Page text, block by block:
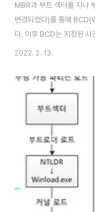
MBR과 부트 섹터를 지
변경되었다)를 통해
다. 이후 BCD는 지정된 시
체를 실행하여 부팅을 위한
일과 HAL(Hardware
트리
디바이스 드라이버를 로
추후 커널과 유저의 소통
2022. 2. 13.